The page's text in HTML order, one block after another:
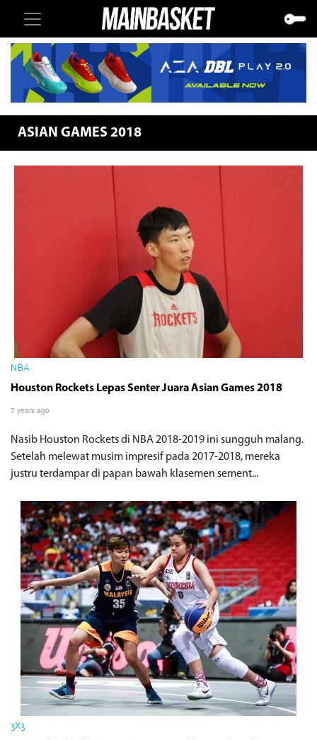
ASIAN GAMES 2018
NBA
Houston Rockets Lepas Senter Juara Asian Games 2018
7 years ago
Nasib Houston Rockets di NBA 2018-2019 ini sungguh malang.
Setelah melewat musim impresif pada 2017-2018, mereka
justru terdampar di papan bawah klasemen sement...
3X3